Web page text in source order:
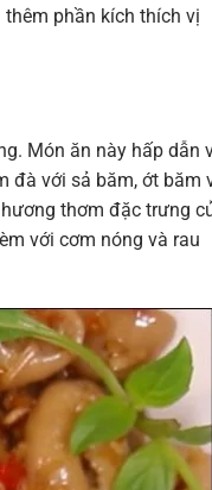
phần kích thích vị
Món ăn này hấp dẫn
đà với sả băm, ớt băm
thơm đặc trưng
với cơm nóng và rau